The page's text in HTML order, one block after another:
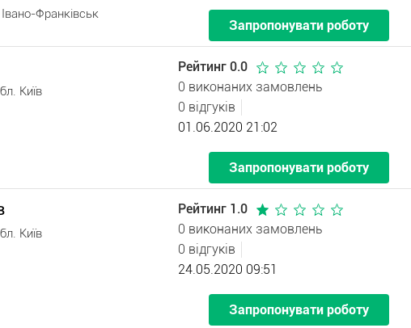
Франківськ
Запропонувати роботу
Київ
Рейтинг 0.0
0 виконаних замовлень
0 відгуків
01.06.2020 21:02
Запропонувати роботу
Київ
Рейтинг 1.0
0 виконаних замовлень
0 відгуків
24.05.2020 09:51
Запропонувати роботу